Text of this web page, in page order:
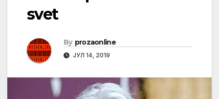
svet
By prozaonline
ЈУЛ 14, 2019